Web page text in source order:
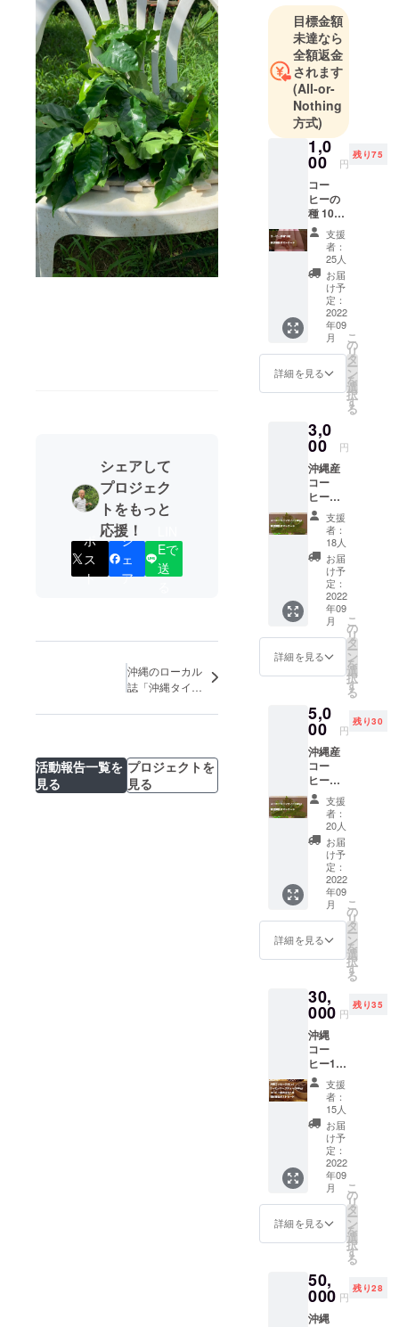
シェアして
プロジェク
トをもっと
応援！
ポ
ス
ト
シ
ェ
ア
Eで
送
沖縄のローカル
誌「沖縄タイム
ました
活動報告一覧を
見る
プロジェクトを
見る
の設計に従
1983年日本
フリース
クール研究
会設立に参
画
1994年社団
法人日本青
少年育成協
会設立、専
務理事・事
務局長就任
1996年不登
校生を支援
する「もう
一つの進路
相談会」開
り全国展開
財団の助成
金を得て
「親の不安
解消シンポ
ジウム＆相
談会」を全
国展開
文部
科学省「不
登校問題に
関する調査
研究協力者
会議」委員
就任
全国ひきこ
もり家族会
連合会設立
2005年厚生
労働省の
ニート対策
「若者自立
部」実施責
2007年厚生
労働省の
「地域若者
サポートス
テーション
沖縄」実施
2008年ニー
ト・ひきこ
もりの仕事
の場を作る
ため、沖縄
県にNPO法
人ウヤギー
沖縄設立、
理事長就
北中城村に
600坪の遊休
目標金額
未達なら
全額返金
されます
(All-or-
Nothing
方式)
1,0
00 円
残り75
コー
ヒーの
種 10粒
（コー
ヒー栽
培の説
明書付
き） 現
状報告
ポスト
カード
支援
者：
25人
お届
け予
定：
2022
年09
月
詳細を見る
こ
の
リ
タ
ー
ン
を
選
択
す
る
3,0
00 円
沖縄産
コー
ヒー
リーフ
ティー
30g 現
状報告
ポスト
カード
支援
者：
18人
お届
け予
定：
2022
年09
月
詳細を見る
こ
の
リ
タ
ー
ン
を
選
択
す
る
5,0
00 円
残り30
沖縄産
コー
ヒー
リーフ
ティー
50ｇ 現
状報告
ポスト
カード
支援
者：
20人
お届
け予
定：
2022
年09
月
詳細を見る
こ
の
リ
タ
ー
ン
を
選
択
す
る
30,
000 円
残り35
沖縄
コー
ヒー100
ｇ コー
ヒー
リーフ
ティ100
ｇ コー
ヒーの
苗の苔
玉1本
現状報
告ポス
トカー
ド
支援
者：
15人
お届
け予
定：
2022
年09
月
詳細を見る
こ
の
リ
タ
ー
ン
を
選
択
す
る
50,
000 円
残り28
沖縄